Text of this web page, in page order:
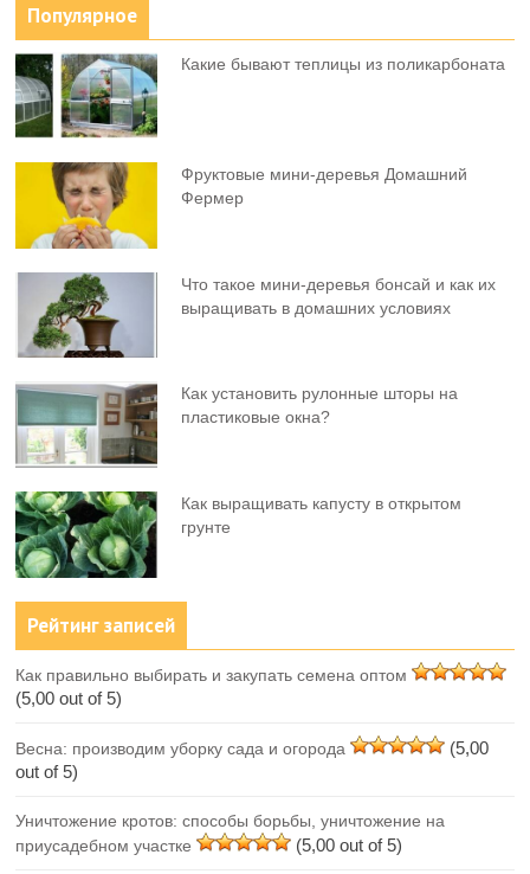
Популярное
Какие бывают теплицы из поликарбоната
Фруктовыe мини-деревья Домашний
Фермер
Что такое мини-деревья бонсай и как их
выращивать в домашних условиях
Как установить рулонные шторы на
пластиковые окна?
Как выращивать капусту в открытом
грунте
Рейтинг записей
Как правильно выбирать и закупать семена оптом
(5,00 out of 5)
Весна: производим уборку сада и огорода
(5,00
out of 5)
Уничтожение кротов: способы борьбы, уничтожение на
приусадебном участке
(5,00 out of 5)